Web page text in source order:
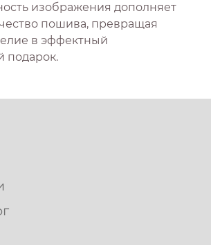
изображения дополняет
пошива, превращая
в эффектный
подарок.